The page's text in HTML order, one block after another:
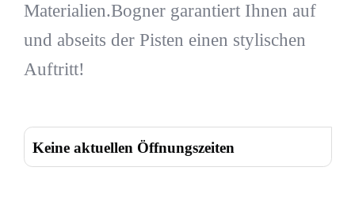
Materialien.Bogner garantiert Ihnen auf
und abseits der Pisten einen stylischen
Auftritt!
Keine aktuellen Öffnungszeiten